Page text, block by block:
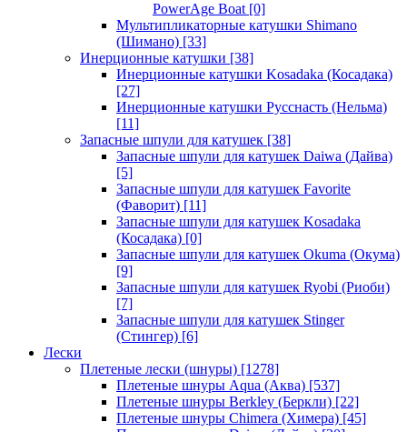
PowerAge Boat [0]
Мультипликаторные катушки Shimano
(Шимано) [33]
Инерционные катушки [38]
Инерционные катушки Kosadaka (Косадака)
[27]
Инерционные катушки Русснасть (Нельма)
[11]
Запасные шпули для катушек [38]
Запасные шпули для катушек Daiwa (Дайва)
[5]
Запасные шпули для катушек Favorite
(Фаворит) [11]
Запасные шпули для катушек Kosadaka
(Косадака) [0]
Запасные шпули для катушек Okuma (Окума)
[9]
Запасные шпули для катушек Ryobi (Риоби)
[7]
Запасные шпули для катушек Stinger
(Стингер) [6]
Лески
Плетеные лески (шнуры) [1278]
Плетеные шнуры Aqua (Аква) [537]
Плетеные шнуры Berkley (Беркли) [22]
Плетеные шнуры Chimera (Химера) [45]